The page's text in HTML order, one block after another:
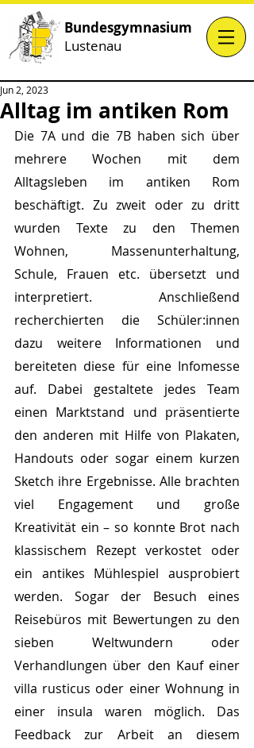
Bundesgymnasium
Lustenau
Alltag im antiken Rom
Jun 2, 2023
Die 7A und die 7B haben sich über
mehrere Wochen mit dem
Alltagsleben im antiken Rom
beschäftigt. Zu zweit oder zu dritt
wurden Texte zu den Themen
Wohnen, Massenunterhaltung,
Schule, Frauen etc. übersetzt und
interpretiert. Anschließend
recherchierten die Schüler:innen
dazu weitere Informationen und
bereiteten diese für eine Infomesse
auf. Dabei gestaltete jedes Team
einen Marktstand und präsentierte
den anderen mit Hilfe von Plakaten,
Handouts oder sogar einem kurzen
Sketch ihre Ergebnisse. Alle brachten
viel Engagement und große
Kreativität ein – so konnte Brot nach
klassischem Rezept verkostet oder
ein antikes Mühlespiel ausprobiert
werden. Sogar der Besuch eines
Reisebüros mit Bewertungen zu den
sieben Weltwundern oder
Verhandlungen über den Kauf einer
villa rusticus oder einer Wohnung in
einer insula waren möglich. Das
Feedback zur Arbeit an diesem